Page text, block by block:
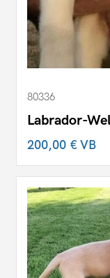
80336
Labrador-
200,00 €VB